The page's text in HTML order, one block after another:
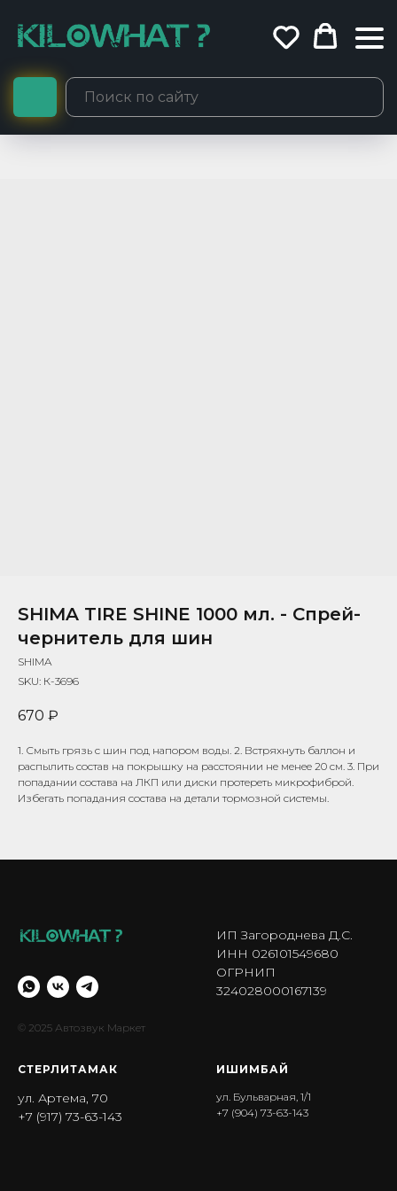
SHIMA TIRE SHINE 1000 мл. - Спрей-
чернитель для шин
SHIMA
SKU: К-3696
670 ₽
1. Смыть грязь с шин под напором воды. 2. Встряхнуть баллон и
распылить состав на покрышку на расстоянии не менее 20 см. 3. При
попадании состава на ЛКП или диски протереть микрофиброй.
Избегать попадания состава на детали тормозной системы.
© 2025 Автозвук Маркет
ИП Загороднева Д.С.
ИНН 026101549680
ОГРНИП
324028000167139
СТЕРЛИТАМАК
ул. Артема, 70
+7 (917) 73-63-143
ИШИМБА Й
ул. Бульварная, 1/1
+7 (904) 73-63-143